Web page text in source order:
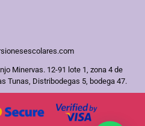
Minervas. 12-91 lote 1, zona 4 de
Tunas, Distribodegas 5, bodega 47.